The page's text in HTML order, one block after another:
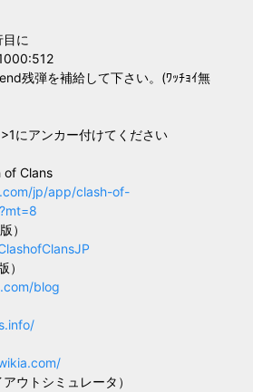
に
残弾を補給して下さい。(ﾜｯﾁｮｲ無
にアンカー付けてください
Clans
jp/app/clash-of-
）
blog
ウトシミュレータ）